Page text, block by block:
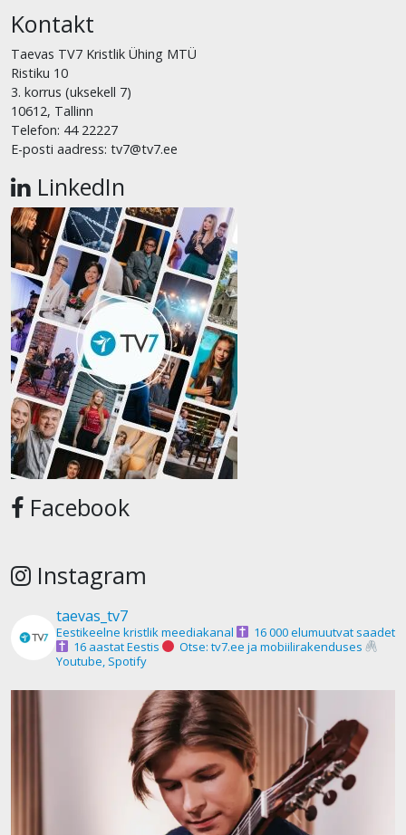
Kontakt
Taevas TV7 Kristlik Ühing MTÜ
Ristiku 10
3. korrus (uksekell 7)
10612, Tallinn
Telefon: 44 22227
E-posti aadress: tv7@tv7.ee
LinkedIn
Facebook
Instagram
taevas_tv7
Eestikeelne kristlik meediakanal
16 000 elumuutvat saadet
16 aastat Eestis
Otse: tv7.ee ja mobiilirakenduses
Youtube, Spotify